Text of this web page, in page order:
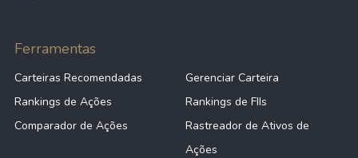
Ferramentas
Carteiras Recomendadas
Gerenciar Carteira
Rankings de Ações
Rankings de FIIs
Comparador de Ações
Rastreador de Ativos de
Ações